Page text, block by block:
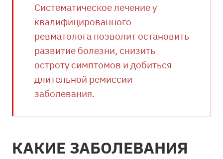
Систематическое лечение у
квалифицированного
ревматолога позволит остановить
развитие болезни, снизить
остроту симптомов и добиться
длительной ремиссии
заболевания.
КАКИЕ ЗАБОЛЕВАНИЯ